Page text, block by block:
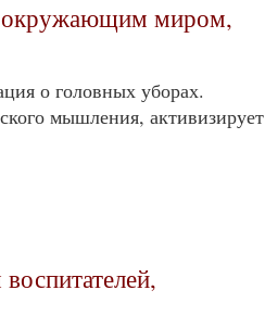
окружающим миром,
о головных уборах.
мышления, активизирует